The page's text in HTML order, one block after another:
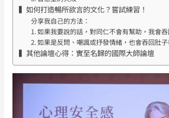
▍如何打造暢所欲言的文化？嘗試練習！
分享我自己的方法：
1. 如果我要說的話，對同仁不會有幫助，我會
2. 如果是反問、嘲諷或抒發情緒，也會吞回肚
▍其他論壇心得：實至名歸的國際大師論壇